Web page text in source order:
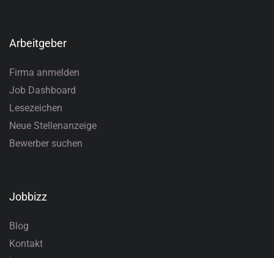
Arbeitgeber
Firma anmelden
Job Dashboard
Lesezeichen
Neue Stellenanzeige
Bewerber suchen
Jobbizz
Blog
Kontakt